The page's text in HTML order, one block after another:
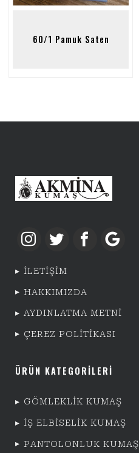
60/1 Pamuk Saten
İLETİŞİM
HAKKIMIZDA
AYDINLATMA METNİ
ÇEREZ POLİTİKASI
ÜRÜN KATEGORİLERİ
GÖMLEKLİK KUMAŞ
İŞ ELBİSELİK KUMAŞ
PANTOLONLUK KUMAŞ